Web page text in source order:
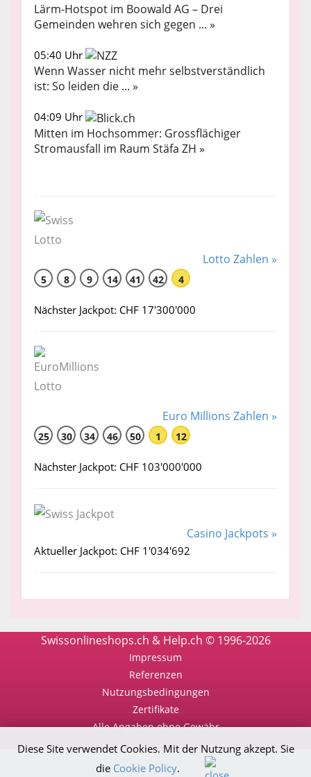
Lärm-Hotspot im Boowald AG – Drei
Gemeinden wehren sich gegen ... »
05:40 Uhr
Wenn Wasser nicht mehr selbstverständlich
ist: So leiden die ... »
04:09 Uhr
Mitten im Hochsommer: Grossflächiger
Stromausfall im Raum Stäfa ZH »
Lotto Zahlen »
5 8 9 14 41 42 4
Nächster Jackpot: CHF 17'300'000
Euro Millions Zahlen »
25 30 34 46 50 1 12
Nächster Jackpot: CHF 103'000'000
Casino Jackpots »
Aktueller Jackpot: CHF 1'034'692
Swissonlineshops.ch & Help.ch © 1996-2026
Impressum
Referenzen
Nutzungsbedingungen
Zertifikate
Alle Angaben ohne Gewähr
Diese Site verwendet Cookies. Mit der Nutzung akzept. Sie
die Cookie Policy.